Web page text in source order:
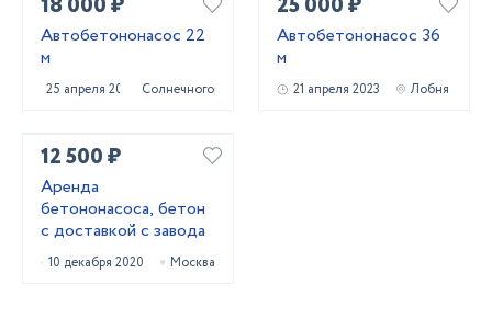
Автобетононасос 22
м
25 апреля 2023 Солнечногорск
Автобетононасос 36
м
21 апреля 2023 Лобня
12 500 ₽
Аренда
бетононасоса, бетон
с доставкой с завода
10 декабря 2020 Москва